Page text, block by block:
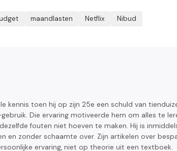
maandlasten Netflix Nibud
kennis toen hij op zijn 25e een schuld van
Die ervaring motiveerde hem om alles te
fouten niet hoeven te maken. Hij is
en zonder schaamte over. Zijn artikelen over
ervaring, niet op theorie uit een textboek.